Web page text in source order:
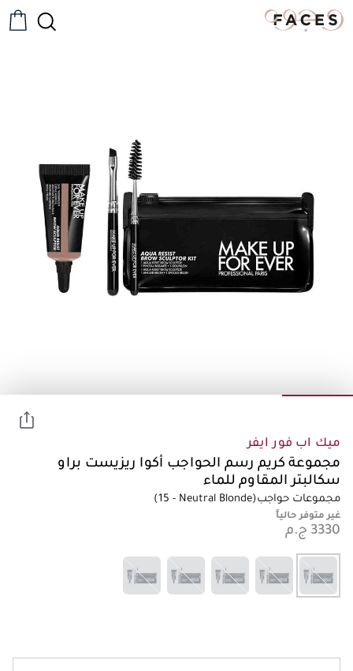
ميك اب فور ايفر
مجموعة كريم رسم الحواجب أكوا ريزيست براو
سكالبتر المقاوم للماء
مجموعات حواجب(15 - Neutral Blonde)
غير متوفر حالياً